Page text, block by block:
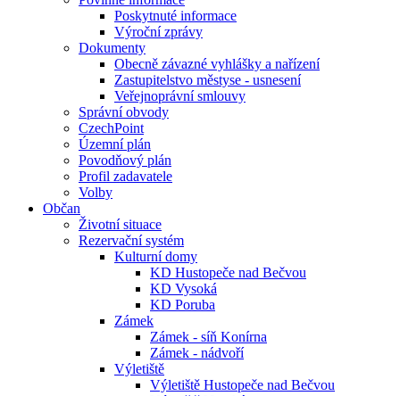
Poskytnuté informace
Výroční zprávy
Dokumenty
Obecně závazné vyhlášky a nařízení
Zastupitelstvo městyse - usnesení
Veřejnoprávní smlouvy
Správní obvody
CzechPoint
Územní plán
Povodňový plán
Profil zadavatele
Volby
Občan
Životní situace
Rezervační systém
Kulturní domy
KD Hustopeče nad Bečvou
KD Vysoká
KD Poruba
Zámek
Zámek - síň Konírna
Zámek - nádvoří
Výletiště
Výletiště Hustopeče nad Bečvou